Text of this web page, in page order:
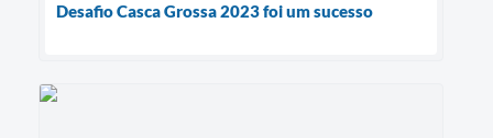
Desafio Casca Grossa 2023 foi um sucesso